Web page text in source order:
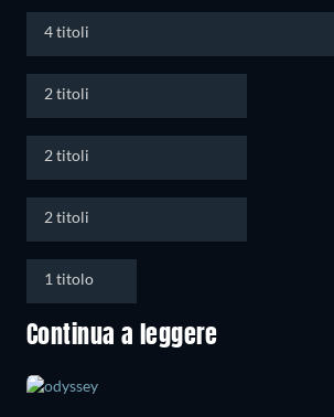
4 titoli
2 titoli
2 titoli
2 titoli
1 titolo
Continua a leggere